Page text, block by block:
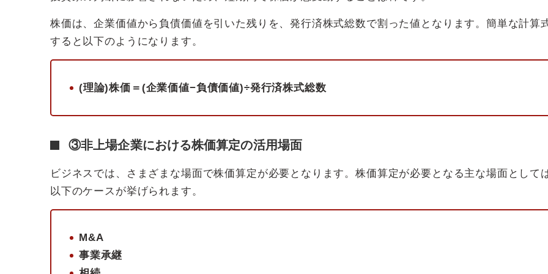
株価は、企業価値から負債価値を引いた残りを、発行済株式総数で割った値となります。簡単な計算
すると以下のようになります。
(理論)株価＝(企業価値−負債価値)÷発行済株式総数
③非上場企業における株価算定の活用場面
ビジネスでは、さまざまな場面で株価算定が必要となります。株価算定が必要となる主な場面として
以下のケースが挙げられます。
M&A
事業承継